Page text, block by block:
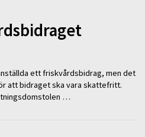
ett friskvårdsbidrag, men det
att bidraget ska vara skattefritt.
…